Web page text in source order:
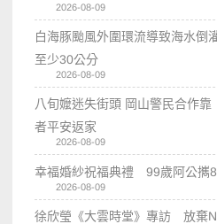
2026-08-09
白海豚颱風外圍環流導致海水
至少30公分
2026-08-09
八旬嬤迷失街頭 岡山警民合作
者平安返家
2026-08-09
幸福婚紗祝福典禮 99歲阿公
2026-08-09
徐欣瑩《大雲時堂》專訪 放棄